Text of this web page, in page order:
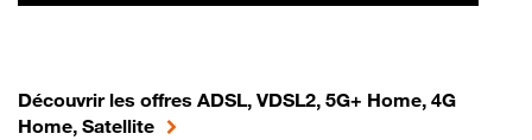
Découvrir les offres ADSL, VDSL2, 5G+ Home, 4G
Home, Satellite